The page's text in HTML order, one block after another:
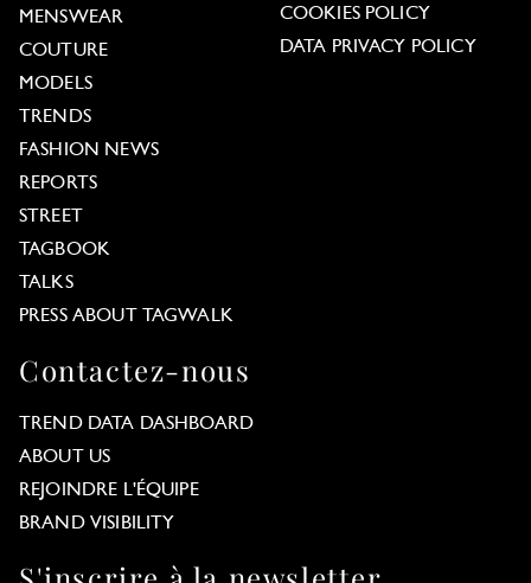
MENSWEAR
COUTURE
MODELS
TRENDS
FASHION NEWS
REPORTS
STREET
TAGBOOK
TALKS
PRESS ABOUT TAGWALK
COOKIES POLICY
DATA PRIVACY POLICY
Contactez-nous
TREND DATA DASHBOARD
ABOUT US
REJOINDRE L'ÉQUIPE
BRAND VISIBILITY